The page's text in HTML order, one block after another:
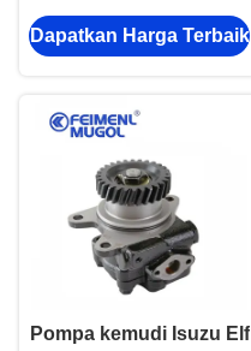
X200 2,0L Diesel
GW4D20 Mesin suku
Dapatkan Harga Terbaik
Pompa kemudi Isuzu Elf